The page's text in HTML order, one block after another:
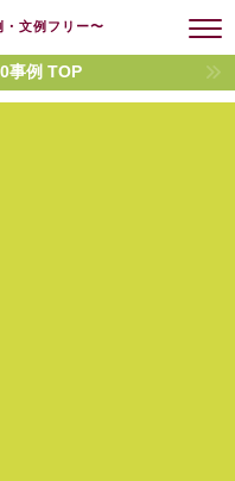
文例フリー〜
事例 TOP